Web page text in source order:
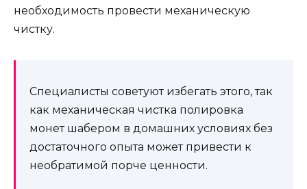
необходимость провести механическую
чистку.
Специалисты советуют избегать этого, так
как механическая чистка полировка
монет шабером в домашних условиях без
достаточного опыта может привести к
необратимой порче ценности.